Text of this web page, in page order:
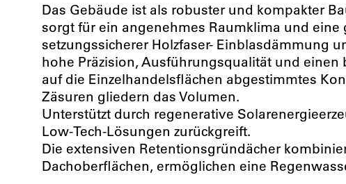
Das Gebäude ist als robuster und kompakter
sorgt für ein angenehmes Raumklima und
setzungssicherer Holzfaser- Einblasdämmung
hohe Präzision, Ausführungsqualität und
auf die Einzelhandelsflächen abgestimmtes
Zäsuren gliedern das Volumen.
Unterstützt durch regenerative
Low-Tech-Lösungen zurückgreift.
Die extensiven Retentionsgründächer
Dachoberflächen, ermöglichen eine